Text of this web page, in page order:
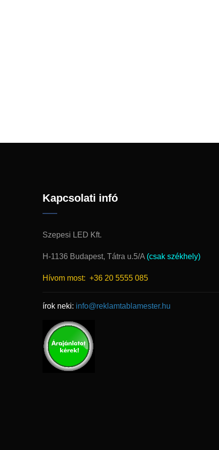
Kapcsolati infó
Szepesi LED Kft.
H-1136 Budapest, Tátra u.5/A (csak székhely)
Hívom most: +36 20 5555 085
írok neki: info@reklamtablamester.hu